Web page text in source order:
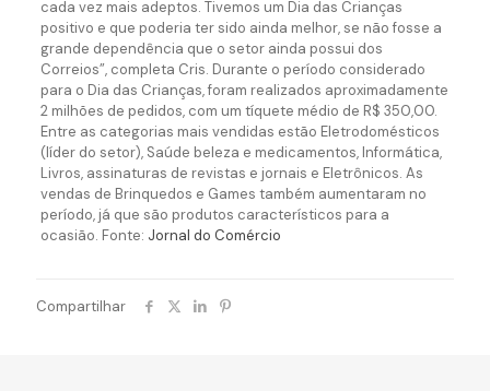
cada vez mais adeptos. Tivemos um Dia das Crianças
positivo e que poderia ter sido ainda melhor, se não fosse a
grande dependência que o setor ainda possui dos
Correios”, completa Cris. Durante o período considerado
para o Dia das Crianças, foram realizados aproximadamente
2 milhões de pedidos, com um tíquete médio de R$ 350,00.
Entre as categorias mais vendidas estão Eletrodomésticos
(líder do setor), Saúde beleza e medicamentos, Informática,
Livros, assinaturas de revistas e jornais e Eletrônicos. As
vendas de Brinquedos e Games também aumentaram no
período, já que são produtos característicos para a
ocasião. Fonte: Jornal do Comércio
Compartilhar